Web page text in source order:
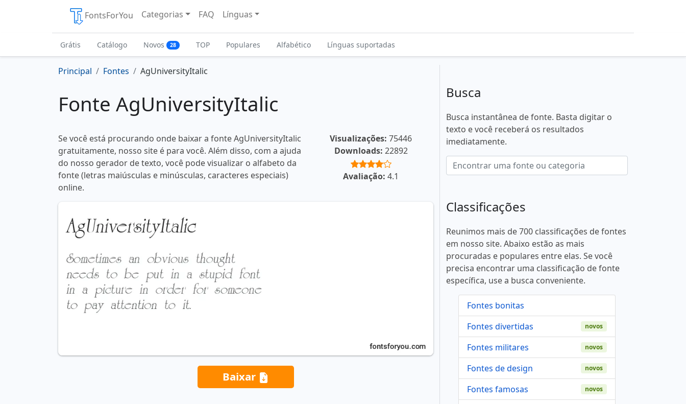
FontsForYou Categorias FAQ Línguas
Grátis Catálogo Novos 28 TOP Populares Alfabético Línguas suportadas
Principal Fontes AgUniversityItalic
Fonte AgUniversityItalic
Se você está procurando onde baixar a fonte AgUniversityItalic
gratuitamente, nosso site é para você. Além disso, com a ajuda
do nosso gerador de texto, você pode visualizar o alfabeto da
fonte (letras maiúsculas e minúsculas, caracteres especiais)
online.
Visualizações: 75446
Downloads: 22892
Avaliação: 4.1
Baixar
Busca
Busca instantânea de fonte. Basta digitar o
texto e você receberá os resultados
imediatamente.
Classificações
Reunimos mais de 700 classificações de fontes
em nosso site. Abaixo estão as mais
procuradas e populares entre elas. Se você
precisa encontrar uma classificação de fonte
específica, use a busca conveniente.
Fontes bonitas
Fontes divertidas
novos
Fontes militares novos
Fontes de design novos
Fontes famosas novos